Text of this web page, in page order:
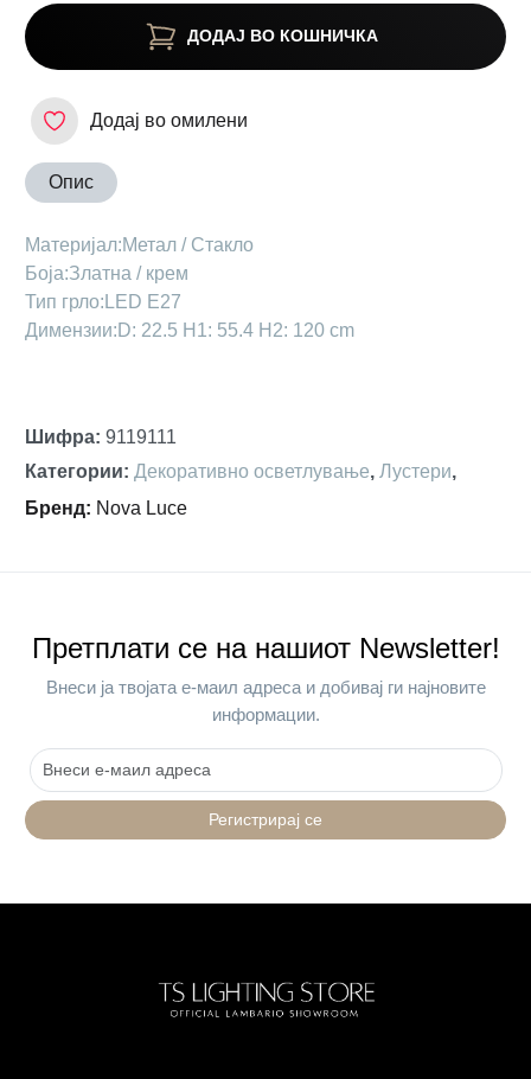
ДОДАЈ ВО КОШНИЧКА
Додај во омилени
Опис
Материјал:Метал / Стакло
Боја:Златна / крем
Тип грло:LED E27
Димензии:D: 22.5 H1: 55.4 H2: 120 cm
Шифра: 9119111
Категории: Декоративно осветлување, Лустери,
Бренд: Nova Luce
Претплати се на нашиот Newsletter!
Внеси ја твојата е-маил адреса и добивај ги најновите
информации.
Регистрирај се